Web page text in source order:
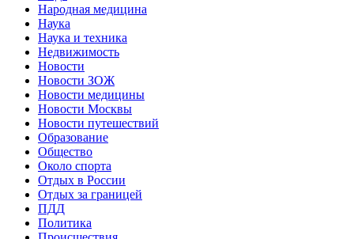
Народная медицина
Наука
Наука и техника
Недвижимость
Новости
Новости ЗОЖ
Новости медицины
Новости Москвы
Новости путешествий
Образование
Общество
Около спорта
Отдых в России
Отдых за границей
ПДД
Политика